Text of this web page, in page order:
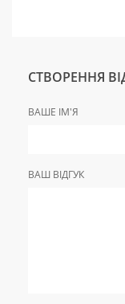
СТВОРЕННЯ
ВАШЕ ІМ'Я
ВАШ ВІДГУК